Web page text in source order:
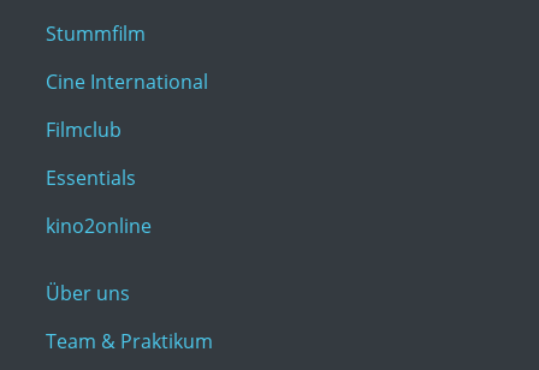
Stummfilm
Cine International
Filmclub
Essentials
kino2online
Über uns
Team & Praktikum